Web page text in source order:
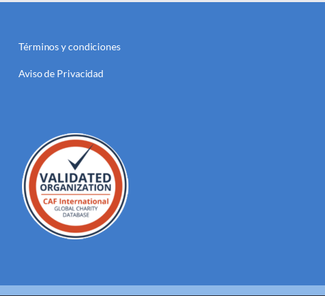
Términos y condiciones
Aviso de Privacidad